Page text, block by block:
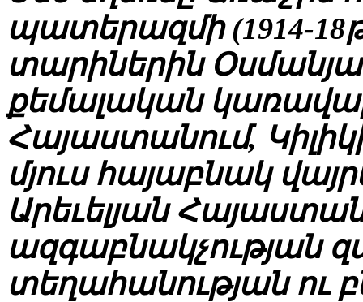
պատերազմի (1914-
տարիներին
քեմալական
Հայաստանում,
մյուս հայաբնակ
Արեւելյան
ազգաբնակչության
տեղահանության ու